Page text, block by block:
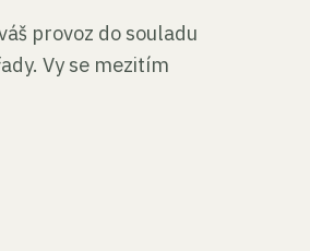
provoz do souladu
Vy se mezitím